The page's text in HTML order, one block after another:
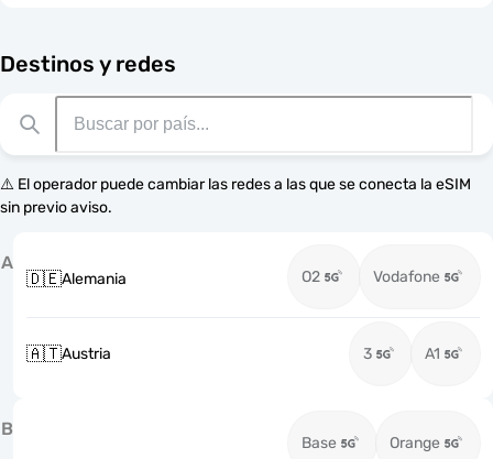
Destinos y redes
⚠️ El operador puede cambiar las redes a las que se conecta la eSIM
sin previo aviso.
A
🇩🇪Alemania O2 Vodafone
🇦🇹Austria 3 A1
B
Base Orange